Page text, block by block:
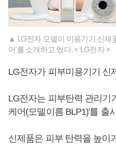
▲ LG전자 모델이 미용기기 신제
어'를 소개하고 있다. < LG전자 >
LG전자가 피부미용기기 신
LG전자는 피부탄력 관리기
케어(모델이름 BLP1)'를 출
신제품은 피부 탄력을 높이